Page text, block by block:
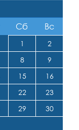
Сб Вс
1
2
8
9
15
16
22
23
29
30